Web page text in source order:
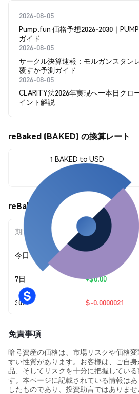
2026-08-05
Pump.fun 価格予想2026-2030｜
ガイド
2026-08-05
サークル決算速報：モルガンスタン
覆すか予測ガイド
2026-08-05
CLARITY法2026年実現へ―本日クロ
イント解説
reBaked (BAKED) の換算レート
1 BAKED to USD
$0.00008797
reBaked (BAKED) の価格変動
期間 金額変動
今日 $-0.00000042
7日 +$0.00
30日 $-0.0000021
免責事項
暗号資産の価格は、市場リスクや価格
すい性質があります。お客様は、ご自
品、そしてリスクを十分に把握してい
す。本ページに記載されている情報は
したものであり、投資助言ではありま